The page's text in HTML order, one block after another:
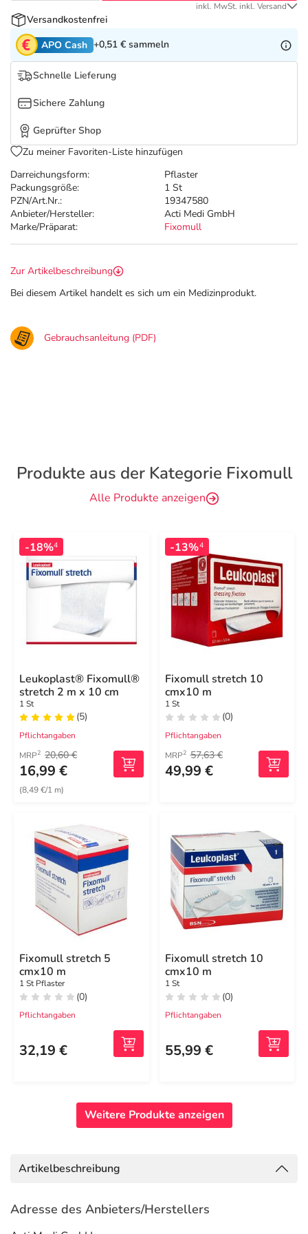
Tierapotheke
Vitamine & Mineralstoffe
Marken
Salus Deals
Darreichungsform:
Pflaster
Packungsgröße:
1 St
PZN/Art.Nr.:
19347580
Anbieter/Hersteller:
Acti Medi GmbH
Marke/Präparat:
Fixomull
inkl. MwSt. inkl. Versand
Versandkostenfrei
APO Cash +0,51 € sammeln
Schnelle Lieferung
Sichere Zahlung
Geprüfter Shop
Zu meiner Favoriten-Liste hinzufügen
Zur Artikelbeschreibung
Bei diesem Artikel handelt es sich um ein Medizinprodukt.
Gebrauchsanleitung (PDF)
Produkte aus der Kategorie Fixomull
Alle Produkte anzeigen
-18%4
Leukoplast® Fixomull®
stretch 2 m x 10 cm
1 St
(5)
Pflichtangaben
MRP2 20,60 €
16,99 €
(8,49 €/1 m)
-13%4
Fixomull stretch 10
cmx10 m
1 St
(0)
Pflichtangaben
MRP2 57,63 €
49,99 €
Fixomull stretch 5
cmx10 m
1 St Pflaster
(0)
Pflichtangaben
32,19 €
Fixomull stretch 10
cmx10 m
1 St
(0)
Pflichtangaben
55,99 €
Weitere Produkte anzeigen
Artikelbeschreibung
Adresse des Anbieters/Herstellers